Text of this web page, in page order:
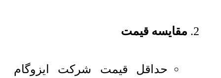
مقایسه قیمت
حداقل قیمت شرکت ایزوگام